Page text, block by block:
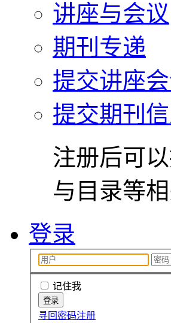
讲座与会议
期刊专递
提交讲座
提交期刊
注册后可
与目录等
登录
记住我
寻回密码注册